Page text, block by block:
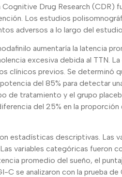
Drug Research (CDR)
Los estudios
adversos a lo largo del
aumentaría la latencia
excesiva debida al TTN.
clínicos previos. Se determinó
del 85% para detectar
de tratamiento y el grupo
del 25% en la
estadísticas descriptivas. Las
variables categóricas fueron
promedio del sueño, el
C se analizaron con la prueba